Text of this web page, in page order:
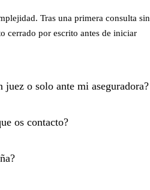
Tras una primera consulta sin
cerrado por escrito antes de iniciar
o solo ante mi aseguradora?
os contacto?